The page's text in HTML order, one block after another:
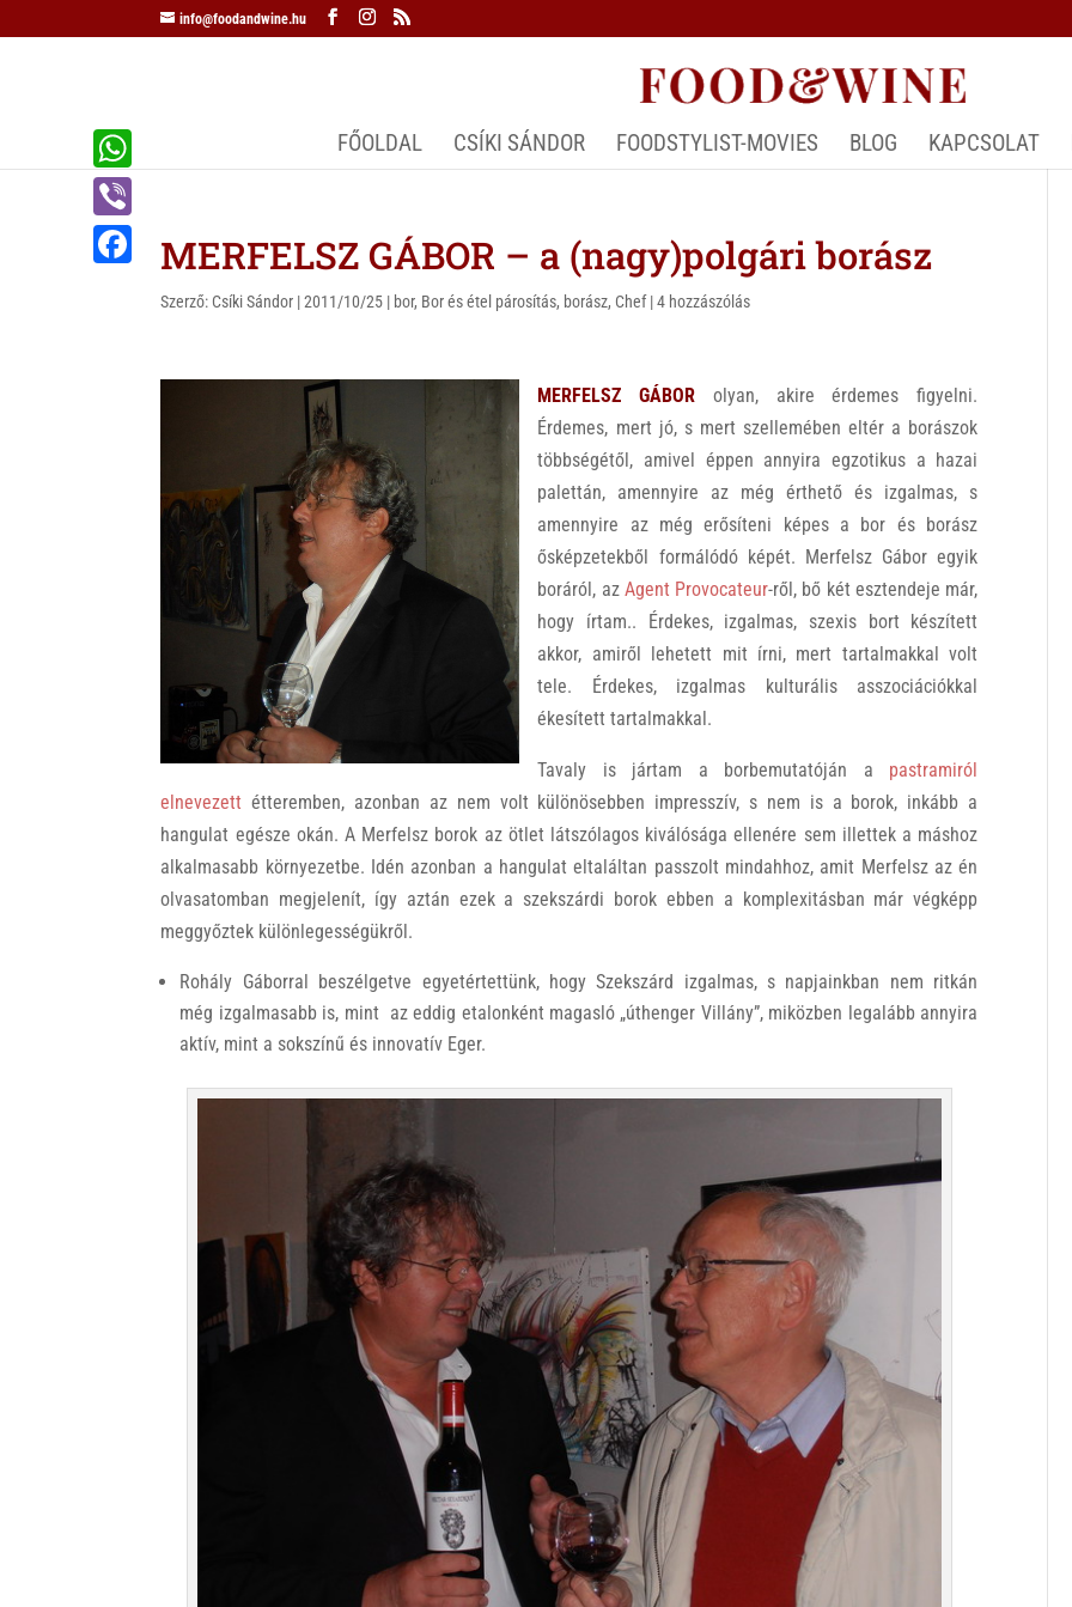
info@foodandwine.hu
FŐOLDAL CSÍKI SÁNDOR FOODSTYLIST-MOVIES BLOG KAPCSOLAT
MERFELSZ GÁBOR – a (nagy)polgári borász
Szerző: Csíki Sándor |2011/10/25 | bor, Bor és étel párosítás, borász, Chef|4 hozzászólás
MERFELSZ GÁBOR olyan, akire érdemes figyelni.
Érdemes, mert jó, s mert szellemében eltér a borászok
többségétől, amivel éppen annyira egzotikus a hazai
palettán, amennyire az még érthető és izgalmas, s
amennyire az még erősíteni képes a bor és borász
ősképzetekből formálódó képét. Merfelsz Gábor egyik
boráról, az Agent Provocateur-ről, bő két esztendeje már,
hogy írtam.. Érdekes, izgalmas, szexis bort készített
akkor, amiről lehetett mit írni, mert tartalmakkal volt
tele. Érdekes, izgalmas kulturális asszociációkkal
ékesített tartalmakkal.
Tavaly is jártam a borbemutatóján a pastramiról
elnevezett étteremben, azonban az nem volt különösebben impresszív, s nem is a borok, inkább a
hangulat egésze okán. A Merfelsz borok az ötlet látszólagos kiválósága ellenére sem illettek a máshoz
alkalmasabb környezetbe. Idén azonban a hangulat eltaláltan passzolt mindahhoz, amit Merfelsz az én
olvasatomban megjelenít, így aztán ezek a szekszárdi borok ebben a komplexitásban már végképp
meggyőztek különlegességükről.
Rohály Gáborral beszélgetve egyetértettünk, hogy Szekszárd izgalmas, s napjainkban nem ritkán
még izgalmasabb is, mint az eddig etalonként magasló „úthenger Villány”, miközben legalább annyira
aktív, mint a sokszínű és innovatív Eger.
W
h
a
V